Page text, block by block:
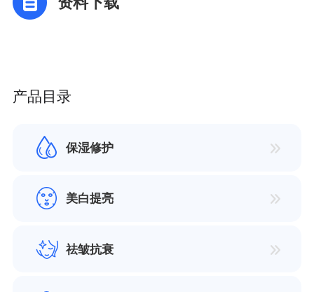
产品目录
保湿修护
美白提亮
祛皱抗衰